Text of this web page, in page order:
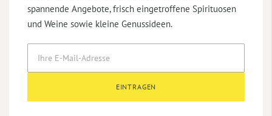
spannende Angebote, frisch eingetroffene Spirituosen
und Weine sowie kleine Genussideen.
EINTRAGEN